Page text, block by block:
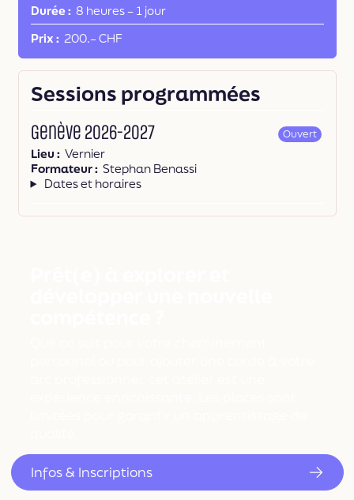
Durée 8 heures– 1 jour
Prix
200.– CHF
Sessions programmées
Genève 2026-2027 Ouvert
Lieu
Vernier
Formateur
Stephan Benassi
Dates et horaires
Infos & Inscriptions